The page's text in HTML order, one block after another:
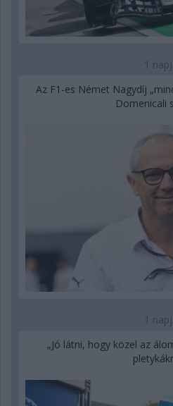
1
Az F1-es Német Nagydíj
Domenicali
1
„Jó látni, hogy közel az